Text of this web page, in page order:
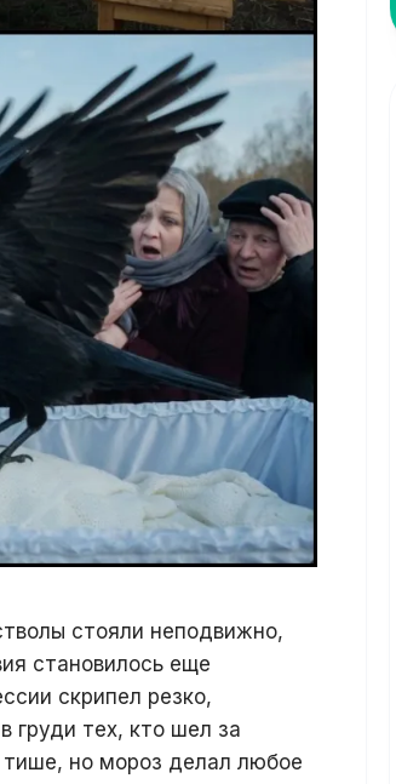
стояли неподвижно,
становилось еще
скрипел резко,
груди тех, кто шел за
но мороз делал любое